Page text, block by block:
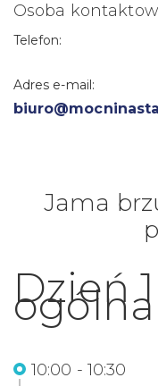
Osoba
Telefon:
Adres e-mail:
Jama
Dzień
ogólna
10:00 - 10:30